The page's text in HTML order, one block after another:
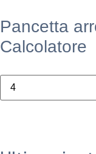
Pancetta
Calcolatore